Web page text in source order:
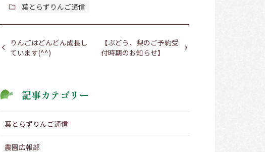
葉とらずりんご通信
りんごはどんどん成長し
ています(^^)
【ぶどう、梨のご予約受
付時期のお知らせ】
記事カテゴリー
葉とらずりんご通信
農園広報部